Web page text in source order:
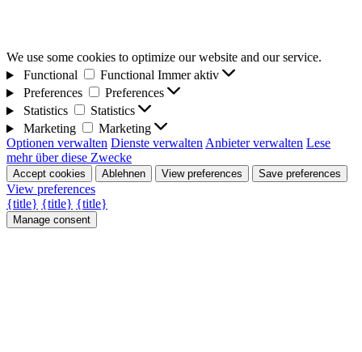
We use some cookies to optimize our website and our service.
Functional
Functional Immer aktiv
Preferences
Preferences
Statistics
Statistics
Marketing
Marketing
Optionen verwalten Dienste verwaltenAnbieter verwalten Lese
mehr über diese Zwecke
Accept cookies Ablehnen View preferences Save preferences
View preferences
{title} {title} {title}
Manage consent